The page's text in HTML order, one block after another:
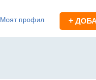
Моят профил +